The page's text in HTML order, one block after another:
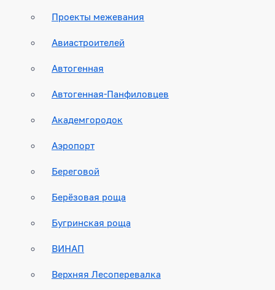
Проекты межевания
Авиастроителей
Автогенная
Автогенная-Панфиловцев
Академгородок
Аэропорт
Береговой
Берёзовая роща
Бугринская роща
ВИНАП
Верхняя Лесоперевалка